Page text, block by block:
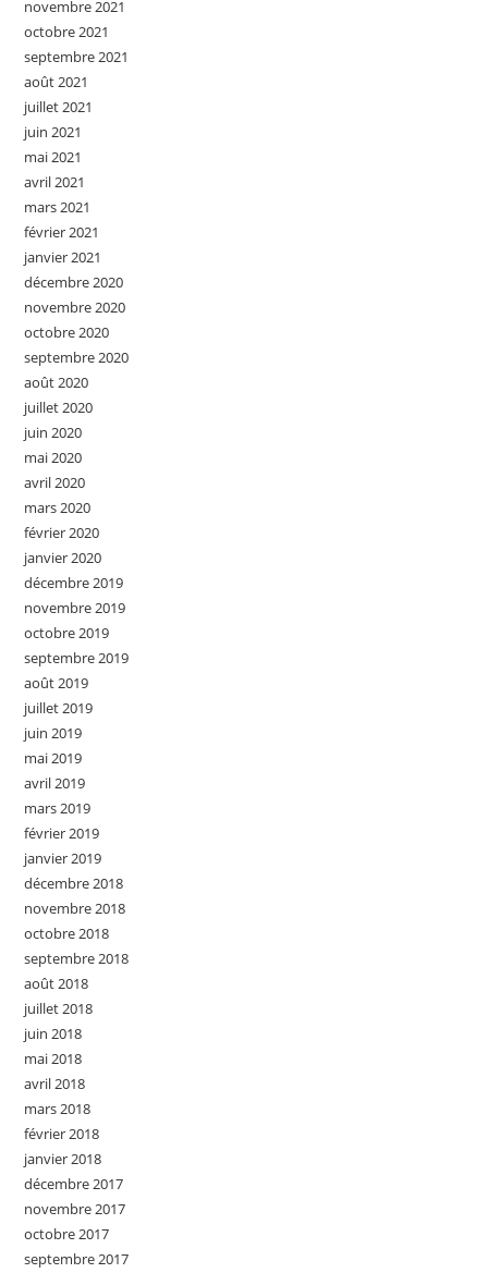
novembre 2021
octobre 2021
septembre 2021
août 2021
juillet 2021
juin 2021
mai 2021
avril 2021
mars 2021
février 2021
janvier 2021
décembre 2020
novembre 2020
octobre 2020
septembre 2020
août 2020
juillet 2020
juin 2020
mai 2020
avril 2020
mars 2020
février 2020
janvier 2020
décembre 2019
novembre 2019
octobre 2019
septembre 2019
août 2019
juillet 2019
juin 2019
mai 2019
avril 2019
mars 2019
février 2019
janvier 2019
décembre 2018
novembre 2018
octobre 2018
septembre 2018
août 2018
juillet 2018
juin 2018
mai 2018
avril 2018
mars 2018
février 2018
janvier 2018
décembre 2017
novembre 2017
octobre 2017
septembre 2017